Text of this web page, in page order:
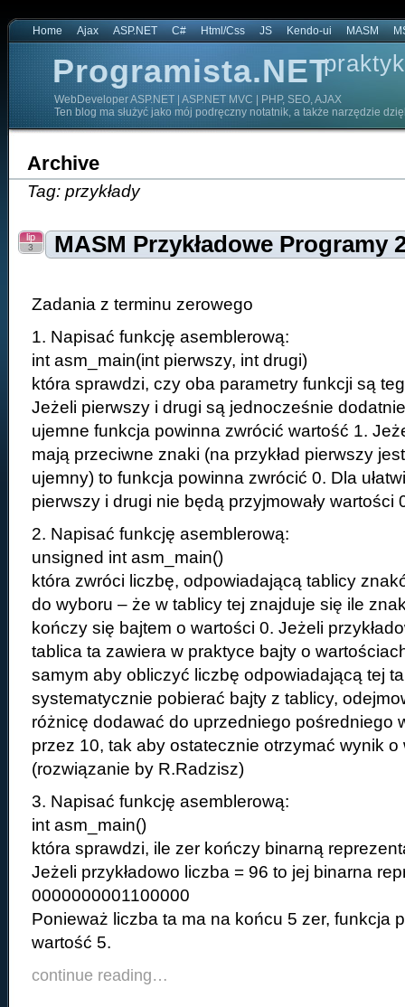
Home Ajax ASP.NET C# Html/Css JS Kendo-ui MASM
Programista.NETpraktyk
WebDeveloper ASP.NET | ASP.NET MVC | PHP, SEO, AJAX
Ten blog ma służyć jako mój podręczny notatnik, a także narzędzie
Archive
Tag: przykłady
MASM Przykładowe Programy
lip
3
Zadania z terminu zerowego
1. Napisać funkcję asemblerową:
int asm_main(int pierwszy, int drugi)
która sprawdzi, czy oba parametry funkcji są
Jeżeli pierwszy i drugi są jednocześnie
ujemne funkcja powinna zwrócić wartość 1.
mają przeciwne znaki (na przykład pierwszy
ujemny) to funkcja powinna zwrócić 0. Dla
pierwszy i drugi nie będą przyjmowały wartości
2. Napisać funkcję asemblerową:
unsigned int asm_main()
która zwróci liczbę, odpowiadającą tablicy
do wyboru – że w tablicy tej znajduje się ile
kończy się bajtem o wartości 0. Jeżeli
tablica ta zawiera w praktyce bajty o
samym aby obliczyć liczbę odpowiadającą tej
systematycznie pobierać bajty z tablicy,
różnicę dodawać do uprzedniego pośredniego
przez 10, tak aby ostatecznie otrzymać wynik o
(rozwiązanie by R.Radzisz)
3. Napisać funkcję asemblerową:
int asm_main()
która sprawdzi, ile zer kończy binarną
Jeżeli przykładowo liczba = 96 to jej binarna
0000000001100000
Ponieważ liczba ta ma na końcu 5 zer, funkcja
wartość 5.
continue reading…